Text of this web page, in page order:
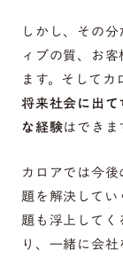
しかし、その
ィブの質、お
ます。そして
将来社会に出
な経験はできま
カロアでは今
題を解決して
題も浮上して
り、一緒に会